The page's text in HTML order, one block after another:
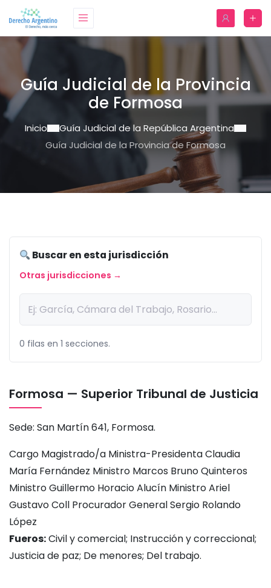
Guía Judicial de la Provincia
de Formosa
Inicio
Guía Judicial de la República Argentina
Guía Judicial de la Provincia de Formosa
Buscar en esta jurisdicción
Otras jurisdicciones →
0 filas en 1 secciones.
Formosa — Superior Tribunal de Justicia
Sede: San Martín 641, Formosa.
Cargo Magistrado/a Ministra-Presidenta Claudia
María Fernández Ministro Marcos Bruno Quinteros
Ministro Guillermo Horacio Alucín Ministro Ariel
Gustavo Coll Procurador General Sergio Rolando
López
Fueros:Civil y comercial; Instrucción y correccional;
Justicia de paz; De menores; Del trabajo.